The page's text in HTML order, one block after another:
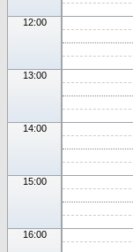
12:00
13:00
14:00
15:00
16:00